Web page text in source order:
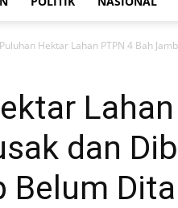
Puluhan Hektar Lahan PTPN 4 Bah
dan
Belum